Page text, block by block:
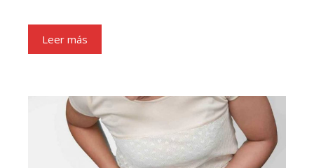
Leer más